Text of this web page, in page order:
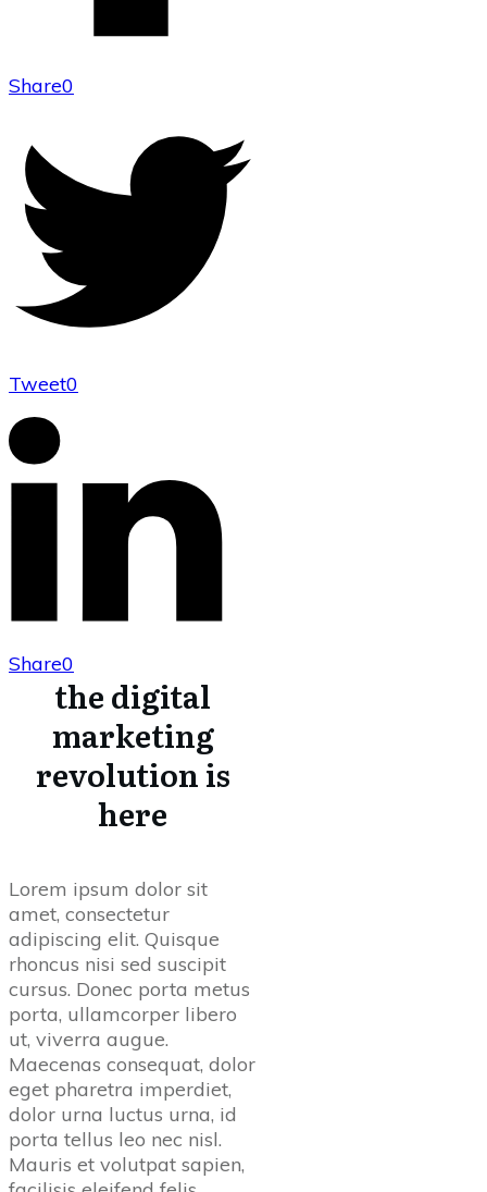
Share0
Tweet0
Share0
the digital
marketing
revolution is
here
Lorem ipsum dolor sit
amet, consectetur
adipiscing elit. Quisque
rhoncus nisi sed suscipit
cursus. Donec porta metus
porta, ullamcorper libero
ut, viverra augue.
Maecenas consequat, dolor
eget pharetra imperdiet,
dolor urna luctus urna, id
porta tellus leo nec nisl.
Mauris et volutpat sapien,